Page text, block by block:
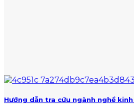
Hướng dẫn tra cứu ngành nghề